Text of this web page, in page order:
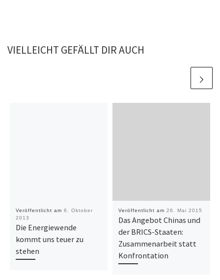
VIELLEICHT GEFÄLLT DIR AUCH
Veröffentlicht am 6. Oktober
2013
Die Energiewende
kommt uns teuer zu
stehen
Veröffentlicht am 26. Mai 2015
Das Angebot Chinas und
der BRICS-Staaten:
Zusammenarbeit statt
Konfrontation